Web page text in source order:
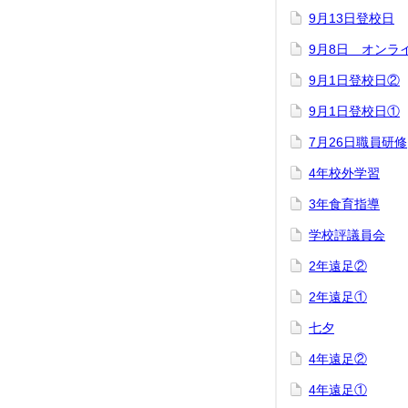
9月13日登校日
9月8日 オンラ
9月1日登校日②
9月1日登校日①
7月26日職員研修
4年校外学習
3年食育指導
学校評議員会
2年遠足②
2年遠足①
七夕
4年遠足②
4年遠足①